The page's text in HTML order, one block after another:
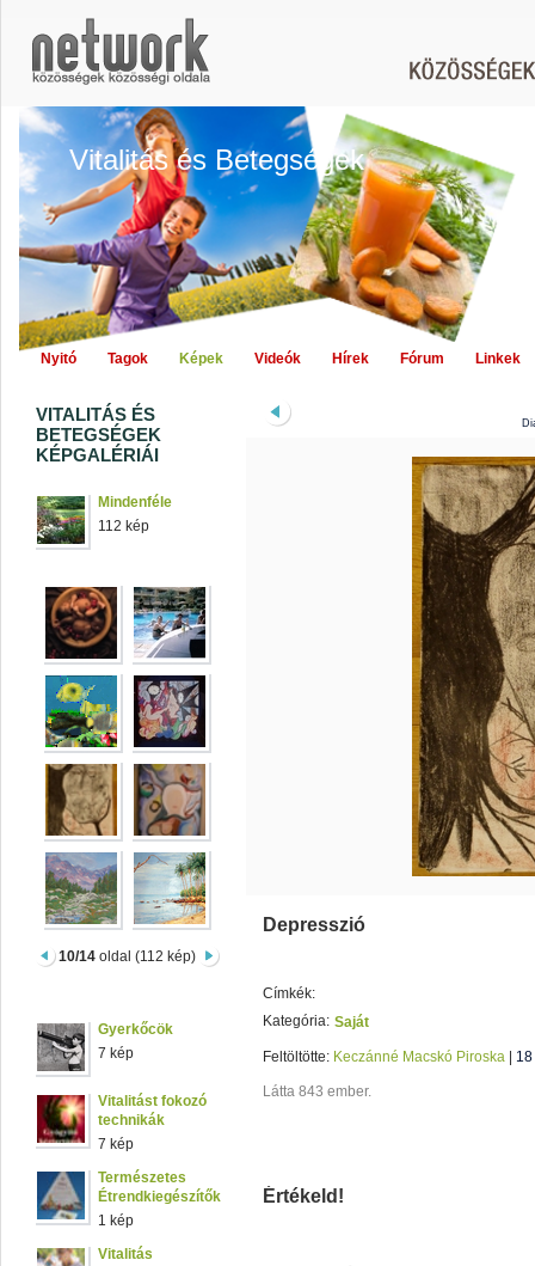
Vitalitás és Betegségek
Nyitó Tagok Képek Videók Hírek Fórum Linkek
VITALITÁS ÉS
BETEGSÉGEK
KÉPGALÉRIÁI
Mindenféle
112 kép
10/14oldal (112 kép)
Gyerkőcök
7 kép
Vitalitást fokozó
technikák
7 kép
Természetes
Étrendkiegészítők
1 kép
Vitalitás
Depresszió
Címkék:
Kategória: Saját
Feltöltötte: Keczánné Macskó Piroska
Látta 843 ember.
Értékeld!